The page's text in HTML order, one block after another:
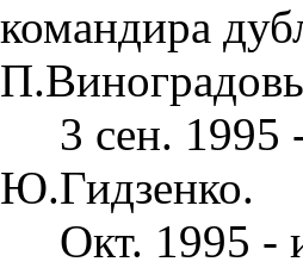
командира
3 сен.
Ю.Гидзенко.
Окт. 1995 -